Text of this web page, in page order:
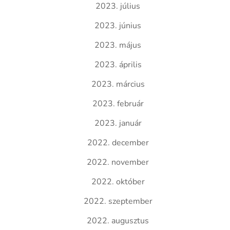
2023. július
2023. június
2023. május
2023. április
2023. március
2023. február
2023. január
2022. december
2022. november
2022. október
2022. szeptember
2022. augusztus